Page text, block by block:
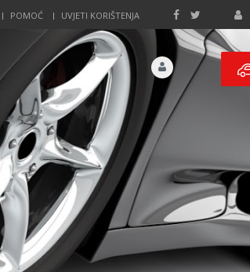
POMOĆ UVJETI KORIŠTENJA